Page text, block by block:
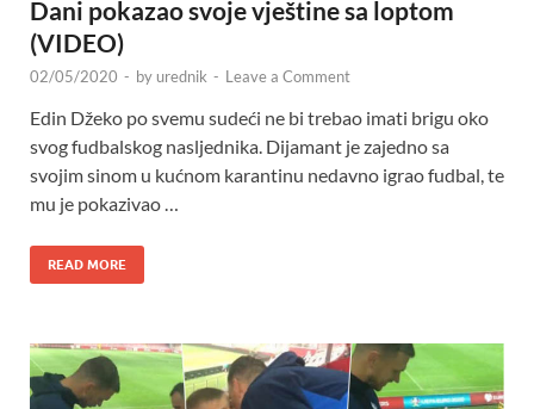
Dani pokazao svoje vještine sa loptom
(VIDEO)
02/05/2020 - byurednik - Leave a Comment
Edin Džeko po svemu sudeći ne bi trebao imati brigu oko
svog fudbalskog nasljednika. Dijamant je zajedno sa
svojim sinom u kućnom karantinu nedavno igrao fudbal, te
mu je pokazivao …
READ MORE